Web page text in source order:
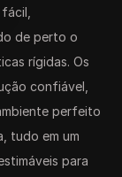
de perto o
rígidas. Os
confiável,
perfeito
tudo em um
para